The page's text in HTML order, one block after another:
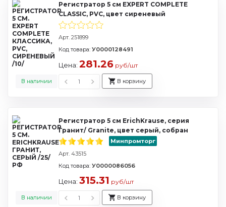
Регистратор 5 см EXPERT COMPLETE
CLASSIC, PVC, цвет сиреневый
Арт. 251899
В наличии
Код товара: У0000128491
Цена: 281.26 руб/шт
В корзину
Регистратор 5 см ErichKrause, серия
Гранит/ Granite, цвет серый, собран
Минпромторг
Арт. 43515
В наличии
Код товара: У0000086056
Цена: 315.31 руб/шт
В корзину